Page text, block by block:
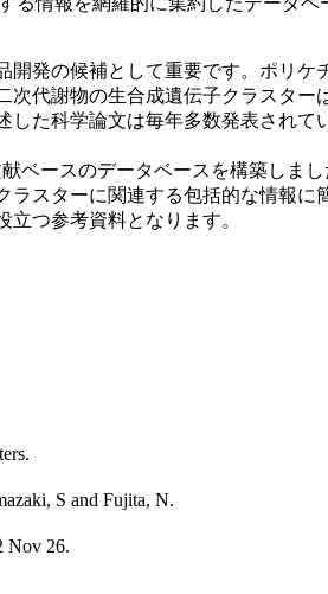
発の候補として重要です。ポリケ
代謝物の生合成遺伝子クラスタ
た科学論文は毎年多数発表され
ベースのデータベースを構築しま
スターに関連する包括的な情報
つ参考資料となります。
S and Fujita, N.
Nov 26.